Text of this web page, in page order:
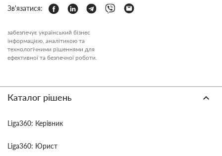
Зв'язатися:
забезпечує український бізнес
інформацією, аналітикою та
технологічними рішеннями для
ефективної та безпечної роботи.
Каталог рішень
Liga360: Керівник
Liga360: Юрист